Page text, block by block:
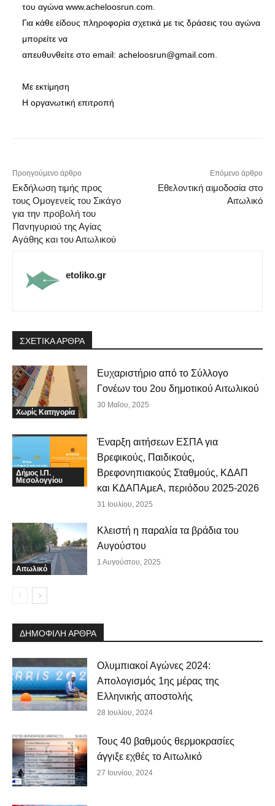
του αγώνα www.acheloosrun.com.
Για κάθε είδους πληροφορία σχετικά με τις δράσεις του αγώνα
μπορείτε να
απευθυνθείτε στο email: acheloosrun@gmail.com.
Με εκτίμηση
Η οργανωτική επιτροπή
Προηγούμενο άρθρο
Εκδήλωση τιμής προς
τους Ομογενείς του Σικάγο
για την προβολή του
Πανηγυριού της Αγίας
Αγάθης και του Αιτωλικού
Επόμενο άρθρο
Εθελοντική αιμοδοσία στο
Αιτωλικό
etoliko.gr
ΣΧΕΤΙΚΑ ΑΡΘΡΑ
Χωρίς Κατηγορία
Ευχαριστήριο από το Σύλλογο
Γονέων του 2ου δημοτικού Αιτωλικού
30 Μαΐου, 2025
Δήμος Ι.Π.
Μεσολογγίου
Έναρξη αιτήσεων ΕΣΠΑ για
Βρεφικούς, Παιδικούς,
Βρεφονηπιακούς Σταθμούς, ΚΔΑΠ
και ΚΔΑΠΑμεΑ, περιόδου 2025-2026
31 Ιουλίου, 2025
Αιτωλικό
Κλειστή η παραλία τα βράδια του
Αυγούστου
1 Αυγούστου, 2025
ΔΗΜΟΦΙΛΗ ΑΡΘΡΑ
Ολυμπιακοί Αγώνες 2024:
Απολογισμός 1ης μέρας της
Ελληνικής αποστολής
28 Ιουλίου, 2024
Τους 40 βαθμούς θερμοκρασίες
άγγιξε εχθές το Αιτωλικό
27 Ιουνίου, 2024